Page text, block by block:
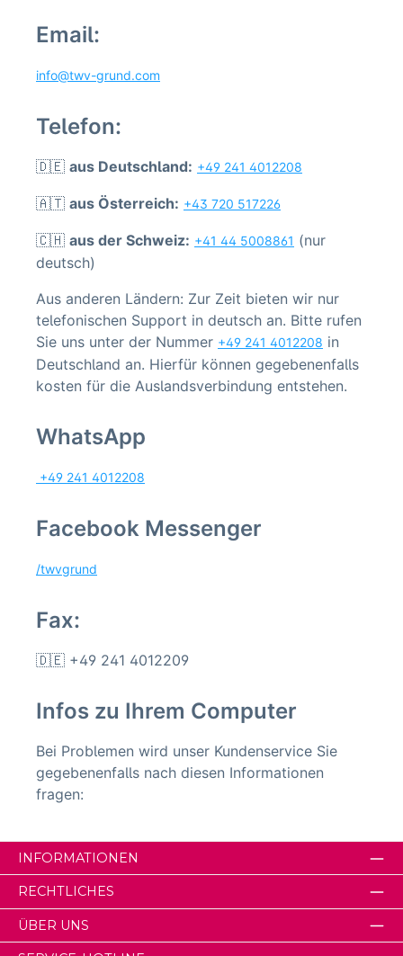
Email:
info@twv-grund.com
Telefon:
🇩🇪 aus Deutschland: +49 241 4012208
🇦🇹 aus Österreich: +43 720 517226
🇨🇭 aus der Schweiz: +41 44 5008861 (nur
deutsch)
Aus anderen Ländern: Zur Zeit bieten wir nur
telefonischen Support in deutsch an. Bitte rufen
Sie uns unter der Nummer +49 241 4012208 in
Deutschland an. Hierfür können gegebenenfalls
kosten für die Auslandsverbindung entstehen.
WhatsApp
+49 241 4012208
Facebook Messenger
/twvgrund
Fax:
🇩🇪 +49 241 4012209
Infos zu Ihrem Computer
Bei Problemen wird unser Kundenservice Sie
gegebenenfalls nach diesen Informationen
fragen:
INFORMATIONEN
RECHTLICHES
ÜBER UNS